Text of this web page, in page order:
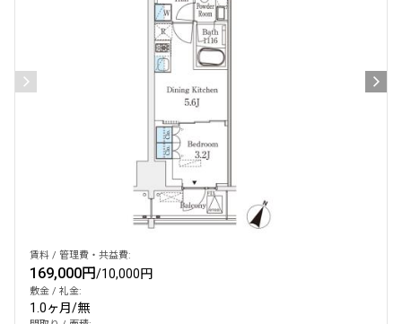
賃料 / 管理費・共益費:
169,000円/10,000円
敷金 / 礼金:
1.0ヶ月/無